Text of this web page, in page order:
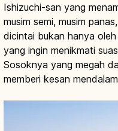
Ishizuchi-san yang
musim semi, musim
dicintai bukan hanya
yang ingin menikmati
Sosoknya yang megah
memberi kesan